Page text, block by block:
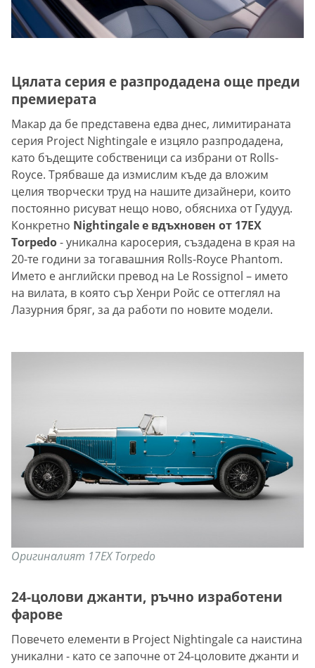
Цялата серия е разпродадена още преди
премиерата
Макар да бе представена едва днес, лимитираната
серия Project Nightingale е изцяло разпродадена,
като бъдещите собственици са избрани от Rolls-
Royce. Трябваше да измислим къде да вложим
целия творчески труд на нашите дизайнери, които
постоянно рисуват нещо ново, обясниха от Гудууд.
Конкретно Nightingale е вдъхновен от 17EX
Torpedo- уникална каросерия, създадена в края на
20-те години за тогавашния Rolls-Royce Phantom.
Името е английски превод на Le Rossignol – името
на вилата, в която сър Хенри Ройс се оттеглял на
Лазурния бряг, за да работи по новите модели.
Оригиналият 17EX Torpedo
24-цолови джанти, ръчно изработени
фарове
Повечето елементи в Project Nightingale са наистина
уникални - като се започне от 24-цоловите джанти и